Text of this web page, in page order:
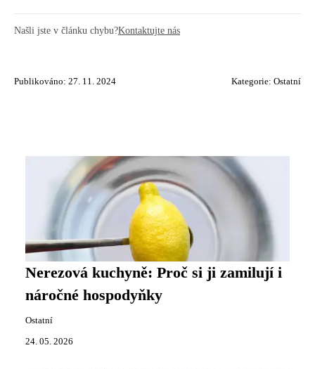
Našli jste v článku chybu?Kontaktujte nás
Publikováno: 27. 11. 2024 Kategorie: Ostatní
Nerezová kuchyně: Proč si ji zamilují i
náročné hospodyňky
Ostatní
24. 05. 2026